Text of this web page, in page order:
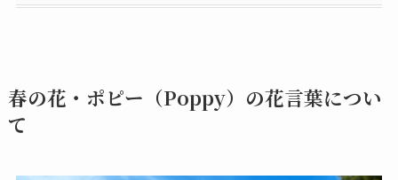
春の花・ポピー（Poppy）の花言葉につい
て